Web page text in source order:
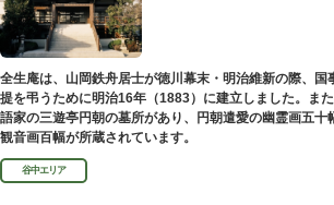
専門のスタッフに子供を預け、ゆっくりと展覧会鑑賞を
ス「パパママデー（事前予約制）」や、個室スペースの
用のお湯のサービスもあるのでファミリーにもおすすめ
レンガ色のタイル張りの建物は、日本のモダニズム建築
設計。
屋外には彫刻等の立体作品も展示されています。
全生庵は、山岡鉄舟居士が徳川幕末・明治維新の際、国
提を弔うために明治16年（1883）に建立しました。ま
語家の三遊亭円朝の墓所があり、円朝遣愛の幽霊画五十
観音画百幅が所蔵されています。
谷中エリア